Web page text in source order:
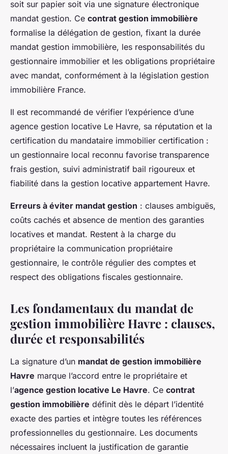
soit sur papier soit via une signature électronique
mandat gestion. Ce contrat gestion immobilière
formalise la délégation de gestion, fixant la durée
mandat gestion immobilière, les responsabilités du
gestionnaire immobilier et les obligations propriétaire
avec mandat, conformément à la législation gestion
immobilière France.
Il est recommandé de vérifier l’expérience d’une
agence gestion locative Le Havre, sa réputation et la
certification du mandataire immobilier certification :
un gestionnaire local reconnu favorise transparence
frais gestion, suivi administratif bail rigoureux et
fiabilité dans la gestion locative appartement Havre.
Erreurs à éviter mandat gestion : clauses ambiguës,
coûts cachés et absence de mention des garanties
locatives et mandat. Restent à la charge du
propriétaire la communication propriétaire
gestionnaire, le contrôle régulier des comptes et
respect des obligations fiscales gestionnaire.
Les fondamentaux du mandat de
gestion immobilière Havre : clauses,
durée et responsabilités
La signature d’un mandat de gestion immobilière
Havre marque l’accord entre le propriétaire et
l’agence gestion locative Le Havre. Ce contrat
gestion immobilière définit dès le départ l’identité
exacte des parties et intègre toutes les références
professionnelles du gestionnaire. Les documents
nécessaires incluent la justification de garantie